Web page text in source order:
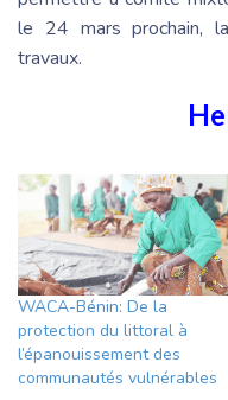
le 24 mars prochain,
travaux.
WACA-Bénin: De la
protection du littoral à
l’épanouissement des
communautés vulnérables